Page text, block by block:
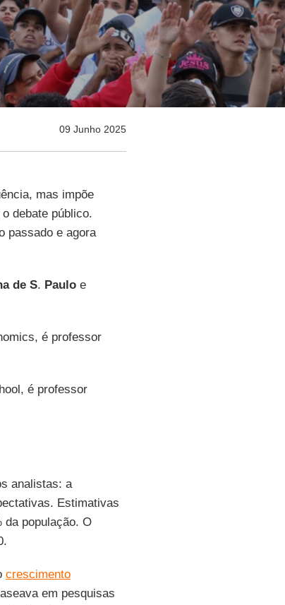
09 Junho 2025
mas impõe
debate público.
passado e agora
de S. Pauloe
é professor
é professor
analistas: a
Estimativas
da população. O
crescimento
em pesquisas